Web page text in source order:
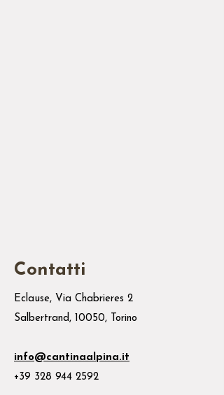
Contatti
Eclause, Via Chabrieres 2
Salbertrand, 10050, Torino
info@cantinaalpina.it
+39 328 944 2592